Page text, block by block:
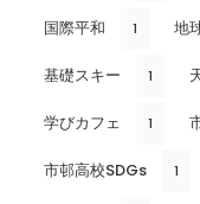
国際平和 1 地
基礎スキー 1
学びカフェ 1
市邨高校SDGs 1